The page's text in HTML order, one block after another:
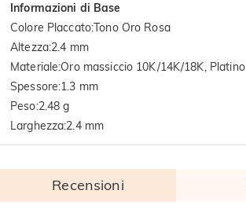
Informazioni di Base
Colore Placcato:Tono Oro Rosa
Altezza:2.4 mm
Materiale:Oro massiccio 10K/14K/18K, Platino
Spessore:1.3 mm
Peso:2.48 g
Larghezza:2.4 mm
Recensioni